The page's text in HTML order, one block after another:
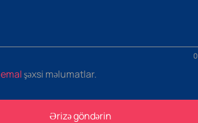
0
emalşəxsi məlumatlar.
Ərizə göndərin